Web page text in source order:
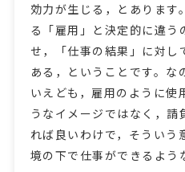
効力が生じる，とあります
る「雇用」と決定的に違う
せ，「仕事の結果」に対し
ある，ということです。な
いえども，雇用のように使
うなイメージではなく，
れば良いわけで，そういう
境の下で仕事ができるよう